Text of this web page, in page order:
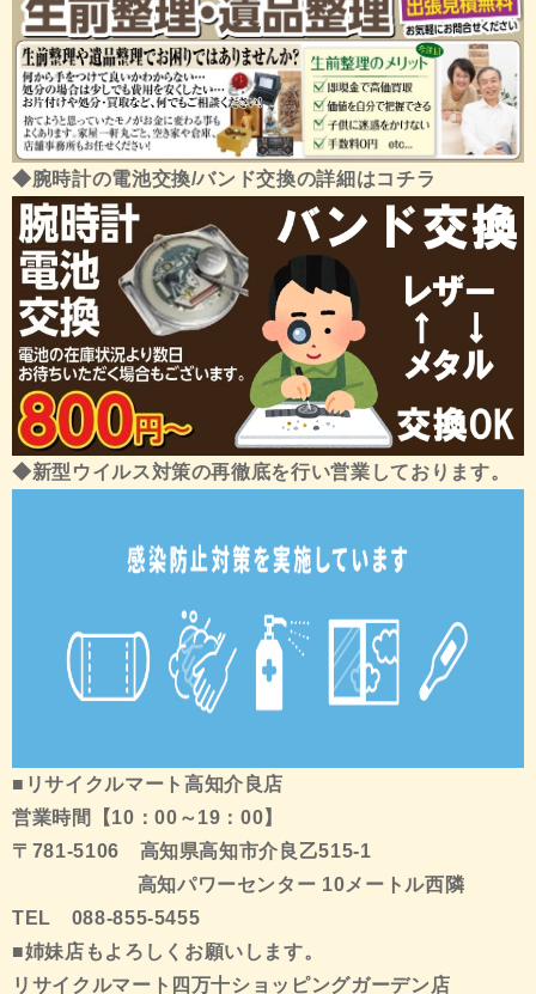
◆腕時計の電池交換/バンド交換の詳細はコチラ
◆新型ウイルス対策の再徹底を行い営業しております。
■リサイクルマート高知介良店
営業時間【10：00～19：00】
〒781-5106 高知県高知市介良乙515-1
高知パワーセンター 10メートル西隣
TEL 088-855-5455
■姉妹店もよろしくお願いします。
リサイクルマート四万十ショッピングガーデン店